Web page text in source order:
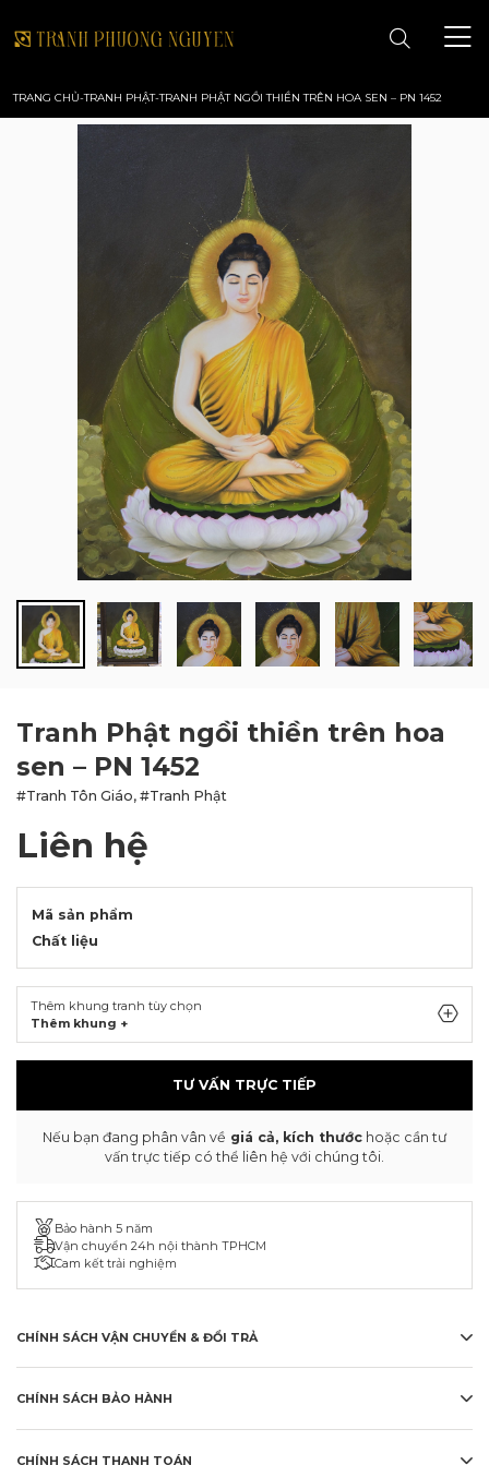
TRANH PHONG CẢNH
TRANH PHONG THỦY
TRANH HOA
TRANH SƠN DẦU
LIÊN HỆ
TRANG CHỦ-TRANH PHẬT-TRANH PHẬT NGỒI THIỀN TRÊN HOA SEN – PN 1452
Tranh Phật ngồi thiền trên hoa
sen – PN 1452
#Tranh Tôn Giáo, #Tranh Phật
Liên hệ
Mã sản phẩm
Chất liệu
Thêm khung tranh tùy chọn
Thêm khung +
TƯ VẤN TRỰC TIẾP
Nếu bạn đang phân vân về giá cả, kích thước hoặc cần tư
vấn trực tiếp có thể liên hệ với chúng tôi.
Bảo hành 5 năm
Vận chuyển 24h nội thành TPHCM
Cam kết trải nghiệm
CHÍNH SÁCH VẬN CHUYỂN & ĐỔI TRẢ
CHÍNH SÁCH BẢO HÀNH
CHÍNH SÁCH THANH TOÁN